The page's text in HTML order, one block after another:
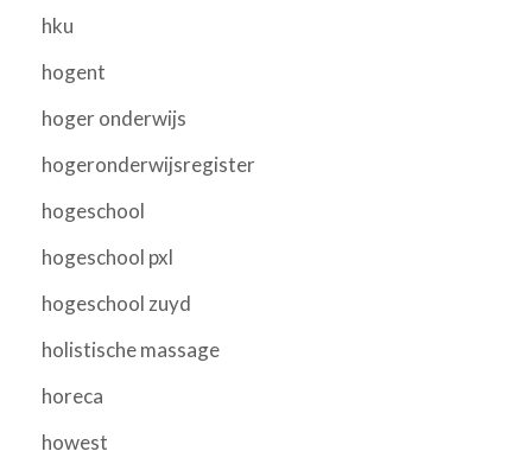
hku
hogent
hoger onderwijs
hogeronderwijsregister
hogeschool
hogeschool pxl
hogeschool zuyd
holistische massage
horeca
howest